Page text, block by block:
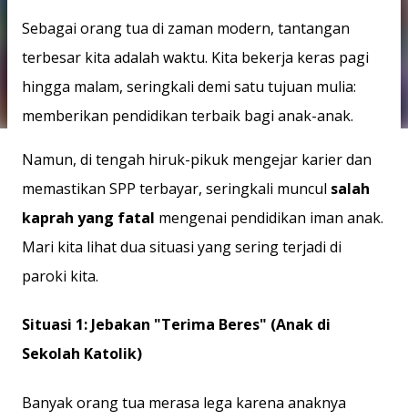
Sebagai orang tua di zaman modern, tantangan
terbesar kita adalah waktu. Kita bekerja keras pagi
hingga malam, seringkali demi satu tujuan mulia:
memberikan pendidikan terbaik bagi anak-anak.
Namun, di tengah hiruk-pikuk mengejar karier dan
memastikan SPP terbayar, seringkali muncul salah
kaprah yang fatal mengenai pendidikan iman anak.
Mari kita lihat dua situasi yang sering terjadi di
paroki kita.
Situasi 1: Jebakan "Terima Beres" (Anak di
Sekolah Katolik)
Banyak orang tua merasa lega karena anaknya